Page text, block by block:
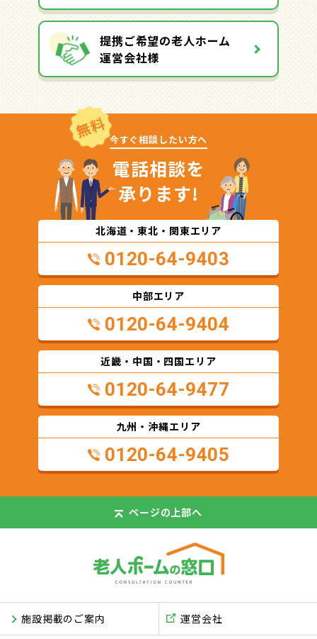
提携ご希望の老人ホーム
運営会社様
無料 今すぐ相談したい方へ
電話相談を
承ります!
北海道・東北・関東エリア
0120-64-9403
中部エリア
0120-64-9404
近畿・中国・四国エリア
0120-64-9477
九州・沖縄エリア
0120-64-9405
ページの上部へ
施設掲載のご案内 運営会社